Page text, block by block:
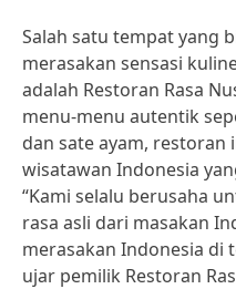
Salah satu tempat yang
merasakan sensasi
adalah Restoran Rasa
menu-menu autentik
dan sate ayam,
wisatawan Indonesia
“Kami selalu berusaha
rasa asli dari masakan
merasakan Indonesia di
ujar pemilik Restoran